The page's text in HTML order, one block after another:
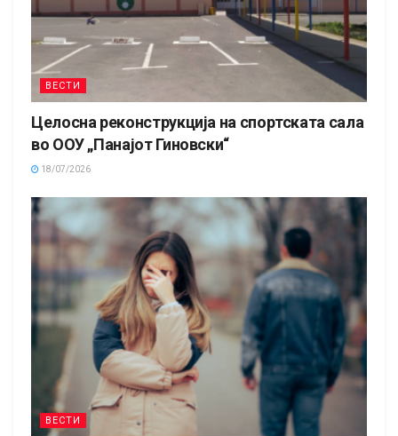
ВЕСТИ
Целосна реконструкција на спортската сала
во ООУ „Панајот Гиновски“
18/07/2026
ВЕСТИ